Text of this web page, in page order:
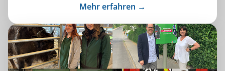
Mehr erfahren →